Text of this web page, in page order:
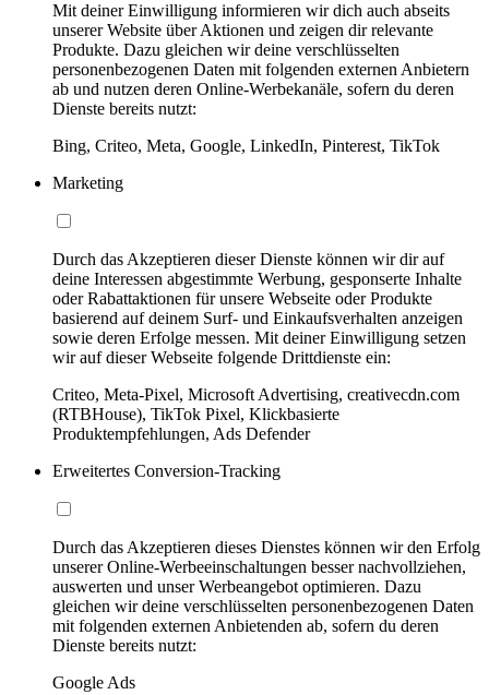
Mit deiner Einwilligung informieren wir dich auch abseits
unserer Website über Aktionen und zeigen dir relevante
Produkte. Dazu gleichen wir deine verschlüsselten
personenbezogenen Daten mit folgenden externen Anbietern
ab und nutzen deren Online-Werbekanäle, sofern du deren
Dienste bereits nutzt:
Bing, Criteo, Meta, Google, LinkedIn, Pinterest, TikTok
Marketing
Durch das Akzeptieren dieser Dienste können wir dir auf
deine Interessen abgestimmte Werbung, gesponserte Inhalte
oder Rabattaktionen für unsere Webseite oder Produkte
basierend auf deinem Surf- und Einkaufsverhalten anzeigen
sowie deren Erfolge messen. Mit deiner Einwilligung setzen
wir auf dieser Webseite folgende Drittdienste ein:
Criteo, Meta-Pixel, Microsoft Advertising, creativecdn.com
(RTBHouse), TikTok Pixel, Klickbasierte
Produktempfehlungen, Ads Defender
Erweitertes Conversion-Tracking
Durch das Akzeptieren dieses Dienstes können wir den Erfolg
unserer Online-Werbeeinschaltungen besser nachvollziehen,
auswerten und unser Werbeangebot optimieren. Dazu
gleichen wir deine verschlüsselten personenbezogenen Daten
mit folgenden externen Anbietenden ab, sofern du deren
Dienste bereits nutzt:
Google Ads